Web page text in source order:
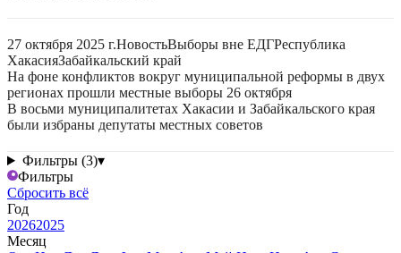
27 октября 2025 г.НовостьВыборы вне ЕДГРеспублика
ХакасияЗабайкальский край
На фоне конфликтов вокруг муниципальной реформы в двух
регионах прошли местные выборы 26 октября
В восьми муниципалитетах Хакасии и Забайкальского края
были избраны депутаты местных советов
Фильтры (3)▾
Фильтры
Сбросить всё
Год
20262025
Месяц